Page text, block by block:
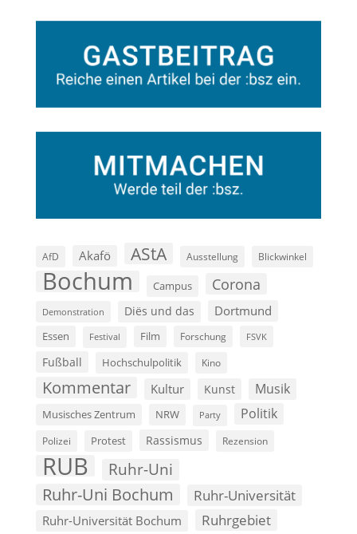
AfD Akafö AStA Ausstellung Blickwinkel
Bochum Campus Corona
Demonstration Diës und das Dortmund
Essen Festival Film Forschung FSVK
Fußball Hochschulpolitik Kino
Kommentar Kultur Kunst Musik
Musisches Zentrum NRW Party Politik
Polizei Protest Rassismus Rezension
RUB Ruhr-Uni
Ruhr-Uni Bochum Ruhr-Universität
Ruhr-Universität Bochum Ruhrgebiet